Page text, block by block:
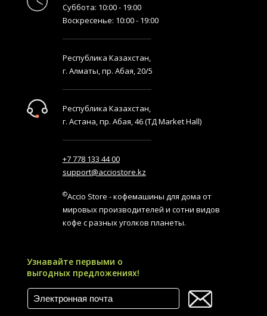
Суббота: 10:00 - 19:00
Воскресенье: 10:00 - 19:00
Республика Казахстан,
г. Алматы, пр. Абая, 20/5
Республика Казахстан,
г. Астана, пр. Абая, 46 (ТД Market Hall)
+7 778 133 44 00
support@acciostore.kz
©Accio Store - кофемашины для дома от
мировых производителей и сотни видов
кофе с разных уголков планеты.
Узнавайте первыми о
выгодных предложениях!